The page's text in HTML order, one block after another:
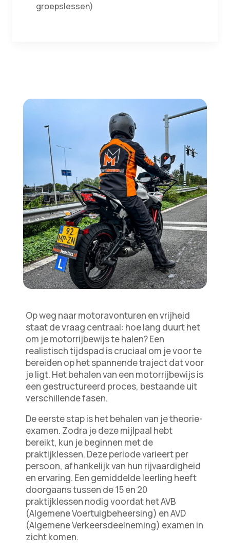
groepslessen)
Op weg naar motoravonturen en vrijheid
staat de vraag centraal: hoe lang duurt het
om je motorrijbewijs te halen? Een
realistisch tijdspad is cruciaal om je voor te
bereiden op het spannende traject dat voor
je ligt. Het behalen van een motorrijbewijs is
een gestructureerd proces, bestaande uit
verschillende fasen.
De eerste stap is het behalen van je theorie-
examen. Zodra je deze mijlpaal hebt
bereikt, kun je beginnen met de
praktijklessen. Deze periode varieert per
persoon, afhankelijk van hun rijvaardigheid
en ervaring. Een gemiddelde leerling heeft
doorgaans tussen de 15 en 20
praktijklessen nodig voordat het AVB
(Algemene Voertuigbeheersing) en AVD
(Algemene Verkeersdeelneming) examen in
zicht komen.